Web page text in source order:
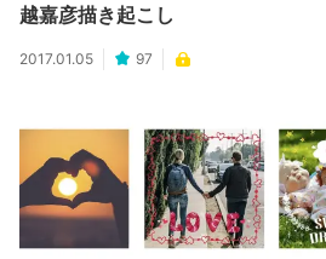
越嘉彦描き起こし
2017.01.05 97